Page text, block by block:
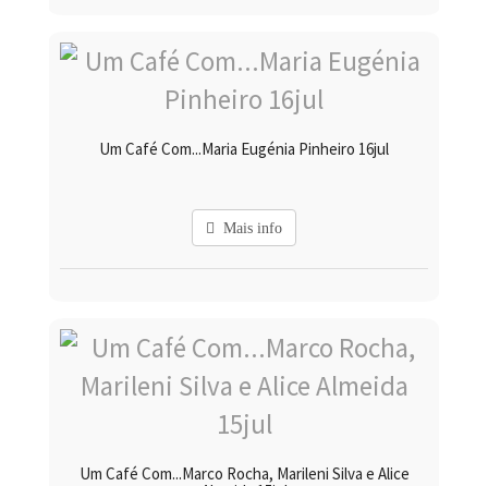
Um Café Com...Maria Eugénia Pinheiro 16jul
Mais info
Um Café Com...Marco Rocha, Marileni Silva e Alice